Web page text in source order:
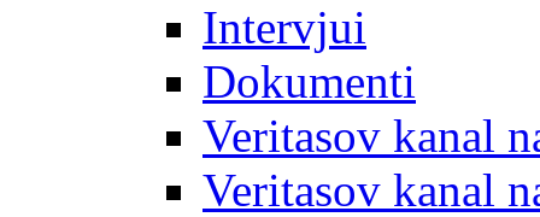
Intervjui
Dokumenti
Veritasov kanal
Veritasov kanal